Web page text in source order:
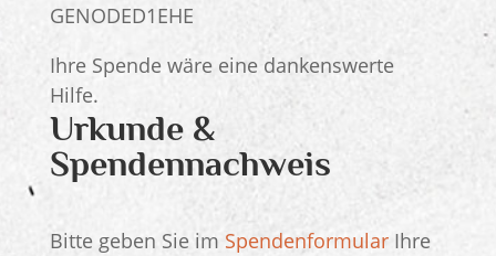
GENODED1EHE
Ihre Spende wäre eine dankenswerte
Hilfe.
Urkunde &
Spendennachweis
Bitte geben Sie im SpendenformularIhre